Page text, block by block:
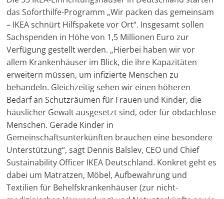
das Soforthilfe-Programm „Wir packen das gemeinsam
– IKEA schnürt Hilfspakete vor Ort“. Insgesamt sollen
Sachspenden in Höhe von 1,5 Millionen Euro zur
Verfügung gestellt werden. „Hierbei haben wir vor
allem Krankenhäuser im Blick, die ihre Kapazitäten
erweitern müssen, um infizierte Menschen zu
behandeln. Gleichzeitig sehen wir einen höheren
Bedarf an Schutzräumen für Frauen und Kinder, die
häuslicher Gewalt ausgesetzt sind, oder für obdachlose
Menschen. Gerade Kinder in
Gemeinschaftsunterkünften brauchen eine besondere
Unterstützung“, sagt Dennis Balslev, CEO und Chief
Sustainability Officer IKEA Deutschland. Konkret geht es
dabei um Matratzen, Möbel, Aufbewahrung und
Textilien für Behelfskrankenhäuser (zur nicht-